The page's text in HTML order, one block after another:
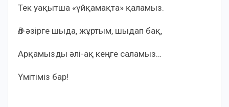
Тек уақытша «үйқамақта» қаламыз.
Әл-әзірге шыда, жұртым, шыдап бақ,
Арқамызды әлі-ақ кеңге саламыз…
Үмітіміз бар!